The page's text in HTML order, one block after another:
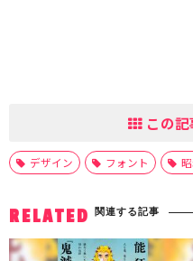
この
デザイン フォント
RELATED 関連する記事